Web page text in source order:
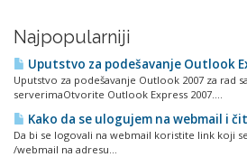
Najpopularniji
Uputstvo za podešavanje Outlook
Uputstvo za podešavanje Outlook 2007 za rad
serverimaOtvorite Outlook Express 2007....
Kako da se ulogujem na webmail i
Da bi se logovali na webmail koristite link koji
/webmail na adresu...